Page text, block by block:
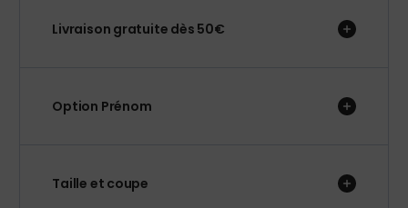
Livraison gratuite dès 50€
Option Prénom
Taille et coupe